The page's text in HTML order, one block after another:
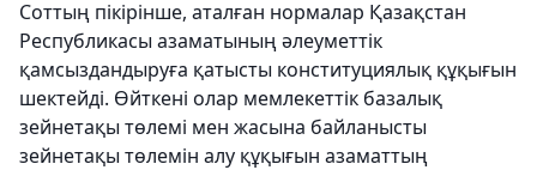
Соттың пікірінше, аталған нормалар Қазақстан
Республикасы азаматының әлеуметтік
қамсыздандыруға қатысты конституциялық құқығын
шектейді. Өйткені олар мемлекеттік базалық
зейнетақы төлемі мен жасына байланысты
зейнетақы төлемін алу құқығын азаматтың